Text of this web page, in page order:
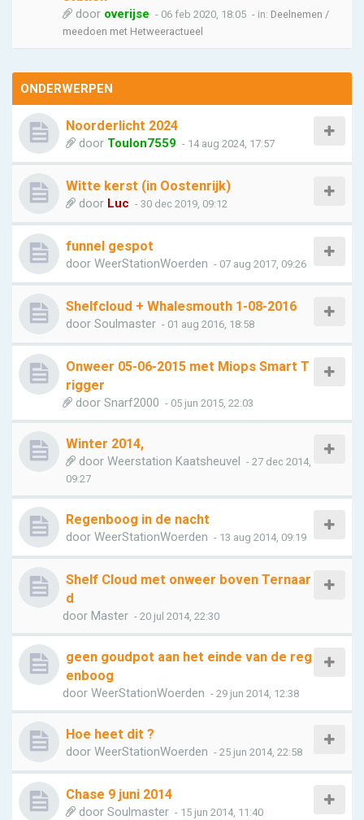
door overijse - 06 feb 2020, 18:05 - in: Deelnemen /
meedoen met Hetweeractueel
ONDERWERPEN
Noorderlicht 2024
door Toulon7559 - 14 aug 2024, 17:57
Witte kerst (in Oostenrijk)
door Luc - 30 dec 2019, 09:12
funnel gespot
door WeerStationWoerden - 07 aug 2017, 09:26
Shelfcloud + Whalesmouth 1-08-2016
door Soulmaster - 01 aug 2016, 18:58
Onweer 05-06-2015 met Miops Smart T
rigger
door Snarf2000 - 05 jun 2015, 22:03
Winter 2014,
door Weerstation Kaatsheuvel - 27 dec 2014,
09:27
Regenboog in de nacht
door WeerStationWoerden - 13 aug 2014, 09:19
Shelf Cloud met onweer boven Ternaar
d
door Master - 20 jul 2014, 22:30
geen goudpot aan het einde van de reg
enboog
door WeerStationWoerden - 29 jun 2014, 12:38
Hoe heet dit ?
door WeerStationWoerden - 25 jun 2014, 22:58
Chase 9 juni 2014
door Soulmaster - 15 jun 2014, 11:40